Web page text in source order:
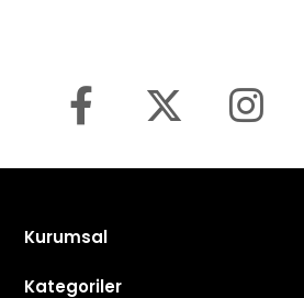
Kurumsal
Kategoriler